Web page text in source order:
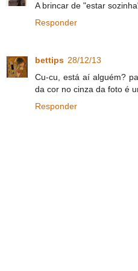
A brincar de "estar
Responder
bettips 28/12/13
Cu-cu, está aí alguém?
da cor no cinza da foto é
Responder